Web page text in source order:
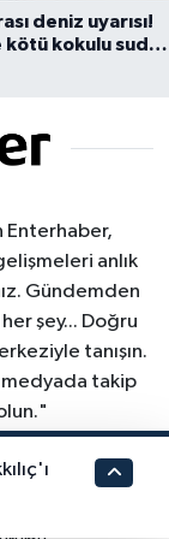
deniz uyarısı!
kötü kokulu suda
Enterhaber,
anlık
Gündemden
şey... Doğru
tanışın.
medyada takip